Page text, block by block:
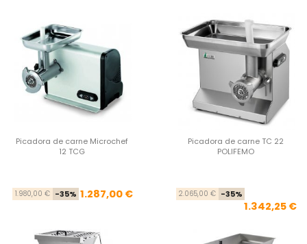
Picadora de carne Microchef
12 TCG
Precio base
1.980,00 € -35% Precio
1.287,00 €
Picadora de carne TC 22
POLIFEMO
2.065,00 € -35%
1.342,25 €